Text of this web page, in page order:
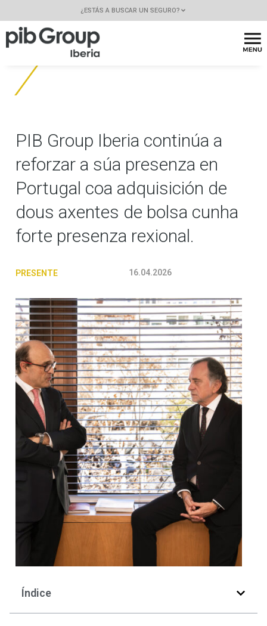
¿ESTÁS A BUSCAR UN SEGURO?
PIB Group Iberia continúa a
reforzar a súa presenza en
Portugal coa adquisición de
dous axentes de bolsa cunha
forte presenza rexional.
PRESENTE 16.04.2026
Índice